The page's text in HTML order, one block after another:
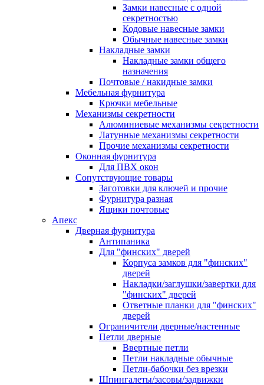
Замки навесные с одной
секретностью
Кодовые навесные замки
Обычные навесные замки
Накладные замки
Накладные замки общего
назначения
Почтовые / накидные замки
Мебельная фурнитура
Крючки мебельные
Механизмы секретности
Алюминиевые механизмы секретности
Латунные механизмы секретности
Прочие механизмы секретности
Оконная фурнитура
Для ПВХ окон
Сопутствующие товары
Заготовки для ключей и прочие
Фурнитура разная
Ящики почтовые
Апекс
Дверная фурнитура
Антипаника
Для "финских" дверей
Корпуса замков для "финских"
дверей
Накладки/заглушки/завертки для
"финских" дверей
Ответные планки для "финских"
дверей
Ограничители дверные/настенные
Петли дверные
Ввертные петли
Петли накладные обычные
Петли-бабочки без врезки
Шпингалеты/засовы/задвижки